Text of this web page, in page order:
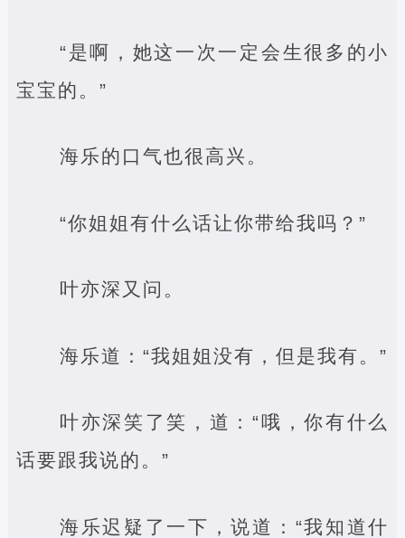
“是啊，她这一次一定会生很多的小
宝宝的。”
海乐的口气也很高兴。
“你姐姐有什么话让你带给我吗？”
叶亦深又问。
海乐道：“我姐姐没有，但是我有。”
叶亦深笑了笑，道：“哦，你有什么
话要跟我说的。”
海乐迟疑了一下，说道：“我知道什